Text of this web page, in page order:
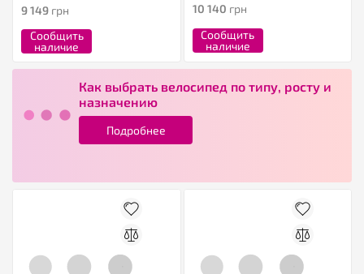
9 149 грн
Сообщить
наличие
10 140 грн
Сообщить
наличие
Как выбрать велосипед по типу, росту и
назначению
Подробнее